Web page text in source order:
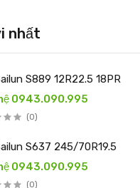
nhất
S889 12R22.5 18PR
0943.090.995
(0)
S637 245/70R19.5
0943.090.995
(0)